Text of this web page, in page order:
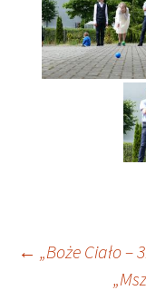
← „Boże Ciało –